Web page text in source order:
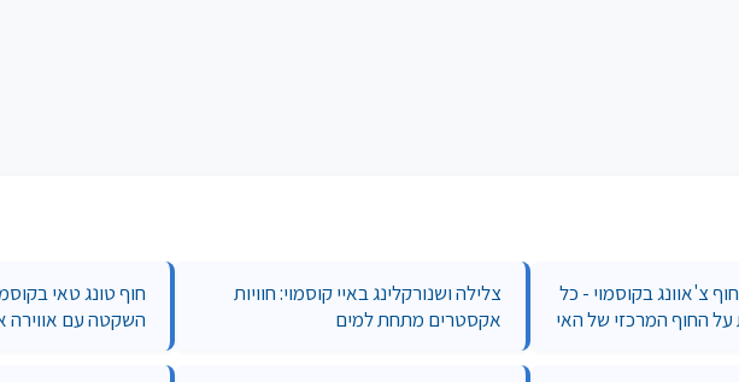
צ'אוונג בקוסמוי - כל
החוף המרכזי של האי
צלילה ושנורקלינג באיי קוסמוי: חוויות
אקסטרים מתחת למים
חוף טונג טאי
השקטה עם אווירה